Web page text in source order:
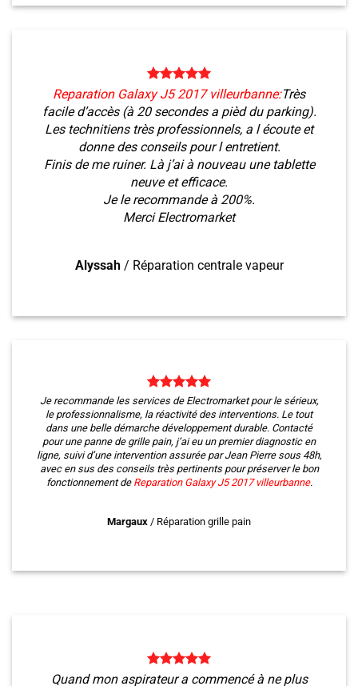
Reparation Galaxy J5 2017 villeurbanne:Très
facile d’accès (à 20 secondes a pièd du parking).
Les technitiens très professionnels, a l écoute et
donne des conseils pour l entretient.
Finis de me ruiner. Là j’ai à nouveau une tablette
neuve et efficace.
Je le recommande à 200%.
Merci Electromarket
Alyssah / Réparation centrale vapeur
Je recommande les services de Electromarket pour le sérieux,
le professionnalisme, la réactivité des interventions. Le tout
dans une belle démarche développement durable. Contacté
pour une panne de grille pain, j’ai eu un premier diagnostic en
ligne, suivi d’une intervention assurée par Jean Pierre sous 48h,
avec en sus des conseils très pertinents pour préserver le bon
fonctionnement de Reparation Galaxy J5 2017villeurbanne.
Margaux / Réparation grille pain
Quand mon aspirateur a commencé à ne plus